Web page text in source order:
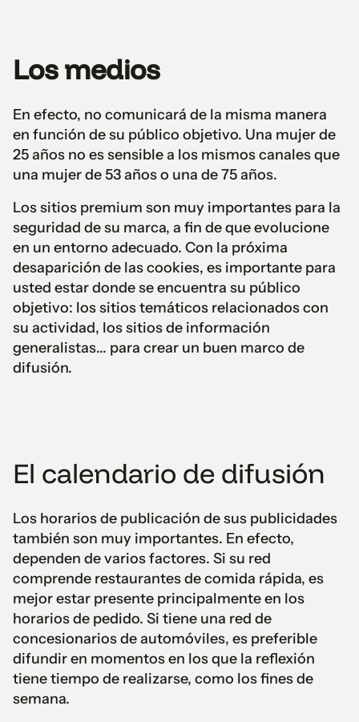
Los medios
En efecto, no comunicará de la misma manera
en función de su público objetivo. Una mujer de
25 años no es sensible a los mismos canales que
una mujer de 53 años o una de 75 años.
Los sitios premium son muy importantes para la
seguridad de su marca, a fin de que evolucione
en un entorno adecuado. Con la próxima
desaparición de las cookies, es importante para
usted estar donde se encuentra su público
objetivo: los sitios temáticos relacionados con
su actividad, los sitios de información
generalistas... para crear un buen marco de
difusión.
El calendario de difusión
Los horarios de publicación de sus publicidades
también son muy importantes. En efecto,
dependen de varios factores. Si su red
comprende restaurantes de comida rápida, es
mejor estar presente principalmente en los
horarios de pedido. Si tiene una red de
concesionarios de automóviles, es preferible
difundir en momentos en los que la reflexión
tiene tiempo de realizarse, como los fines de
semana.